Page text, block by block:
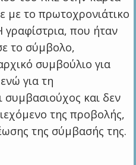
με το πρωτοχρονιάτικο
που ήταν
το σύμβολο,
συμβούλιο για
για τη
συμβασιούχος και δεν
της προβολής,
της σύμβασής της.